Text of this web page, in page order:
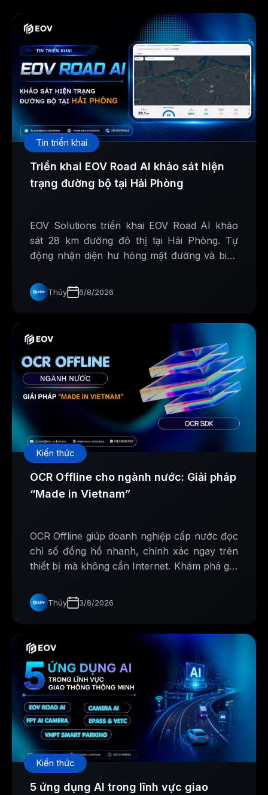
Tin triển khai
Triển khai EOV Road AI khảo sát hiện
trạng đường bộ tại Hải Phòng
EOV Solutions triển khai EOV Road AI khảo
sát 28 km đường đô thị tại Hải Phòng. Tự
động nhận diện hư hỏng mặt đường và biển
phục vụ công tác quản lý, bảo trì hạ tầng.
Thủy 6/8/2026
Kiến thức
OCR Offline cho ngành nước: Giải pháp
“Made in Vietnam”
OCR Offline giúp doanh nghiệp cấp nước đọc
chỉ số đồng hồ nhanh, chính xác ngay trên
thiết bị mà không cần Internet. Khám phá giải
Thủy 3/8/2026
Kiến thức
5 ứng dụng AI trong lĩnh vực giao